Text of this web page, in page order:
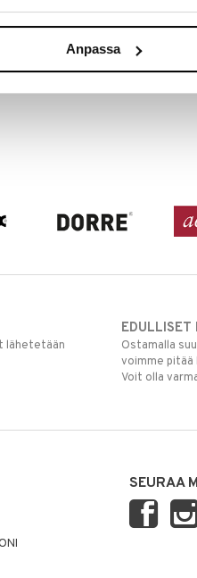
Anpassa
arkeen että erityisiin hetkiin.
lähetetään
EDULLISET
Ostamalla
voimme pitää
Voit olla
SEURAA